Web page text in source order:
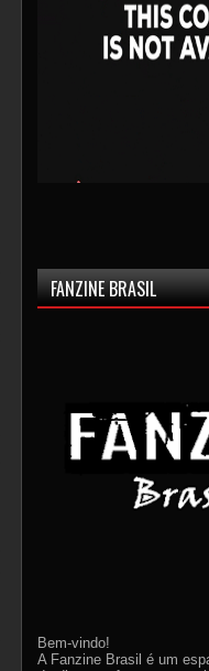
FANZINE BRASIL
Bem-vindo!
A Fanzine Brasil é um